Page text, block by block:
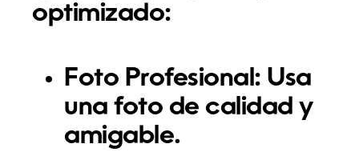
optimizado:
Foto Profesional: Usa
una foto de calidad y
amigable.